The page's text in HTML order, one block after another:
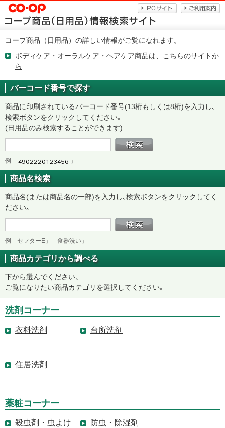
コープ商品（日用品）の詳しい情報がご覧になれます。
ボディケア・オーラルケア・ヘアケア商品は、こちらのサイトか
ら
バーコード番号で探す
商品に印刷されているバーコード番号(13桁もしくは8桁)を入力し､
検索ボタンをクリックしてください｡
(日用品のみ検索することができます)
例「 」
商品名検索
商品名(または商品名の一部)を入力し､検索ボタンをクリックしてく
ださい｡
例「セフターE」「食器洗い」
商品カテゴリから調べる
下から選んでください。
ご覧になりたい商品カテゴリを選択してください｡
洗剤コーナー
衣料洗剤 台所洗剤
住居洗剤
薬粧コーナー
殺虫剤・虫よけ 防虫・除湿剤